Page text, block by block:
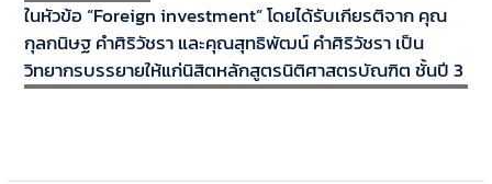
ในหัวข้อ “Foreign investment” โดยได้รับเกียรติจาก คุณ
กุลกนิษฐ คำศิริวัชรา และคุณสุทธิพัฒน์ คำศิริวัชรา เป็น
วิทยากรบรรยายให้แก่นิสิตหลักสูตรนิติศาสตรบัณฑิต ชั้นปี 3